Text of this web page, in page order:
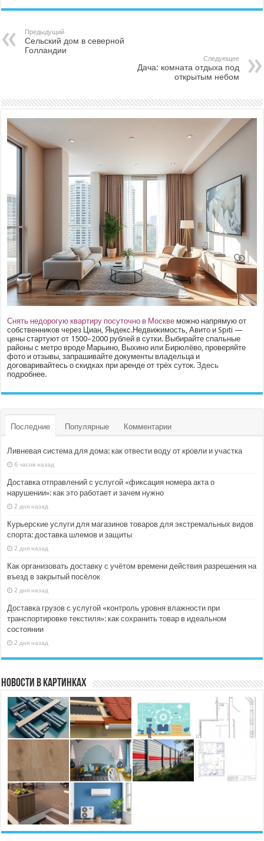
Предыдущий
Сельский дом в северной
Голландии
Следующее
Дача: комната отдыха под
открытым небом
Снять недорогую квартиру посуточно в Москве можно напрямую от
собственников через Циан, Яндекс.Недвижимость, Авито и Spiti —
цены стартуют от 1500–2000 рублей в сутки. Выбирайте спальные
районы с метро вроде Марьино, Выхино или Бирюлёво, проверяйте
фото и отзывы, запрашивайте документы владельца и
договаривайтесь о скидках при аренде от трёх суток.Здесь
подробнее.
Последние Популярные Комментарии
Ливневая система для дома: как отвести воду от кровли и участка
6 часов назад
Доставка отправлений с услугой «фиксация номера акта о
нарушении»: как это работает и зачем нужно
2 дня назад
Курьерские услуги для магазинов товаров для экстремальных видов
спорта: доставка шлемов и защиты
2 дня назад
Как организовать доставку с учётом времени действия разрешения на
въезд в закрытый посёлок
2 дня назад
Доставка грузов с услугой «контроль уровня влажности при
транспортировке текстиля»: как сохранить товар в идеальном
состоянии
2 дня назад
Новости в картинках